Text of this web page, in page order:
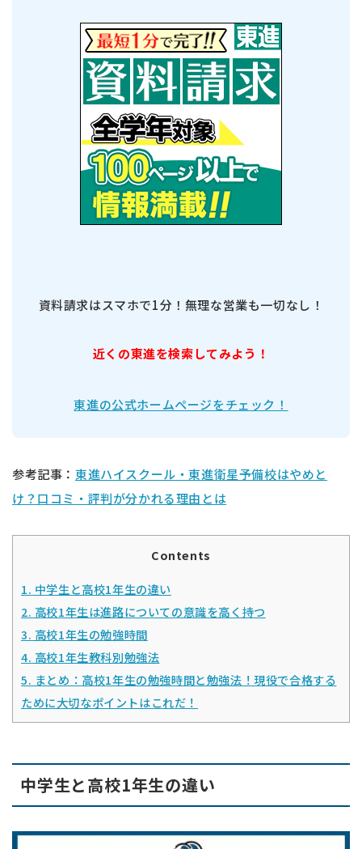
資料請求はスマホで1分！無理な営業も一切なし！
近くの東進を検索してみよう！
東進の公式ホームページをチェック！
参考記事： 東進ハイスクール・東進衛星予備校はやめと
け？口コミ・評判が分かれる理由とは
Contents
1. 中学生と高校1年生の違い
2. 高校1年生は進路についての意識を高く持つ
3. 高校1年生の勉強時間
4. 高校1年生教科別勉強法
5. まとめ：高校1年生の勉強時間と勉強法！現役で合格する
ために大切なポイントはこれだ！
中学生と高校1年生の違い